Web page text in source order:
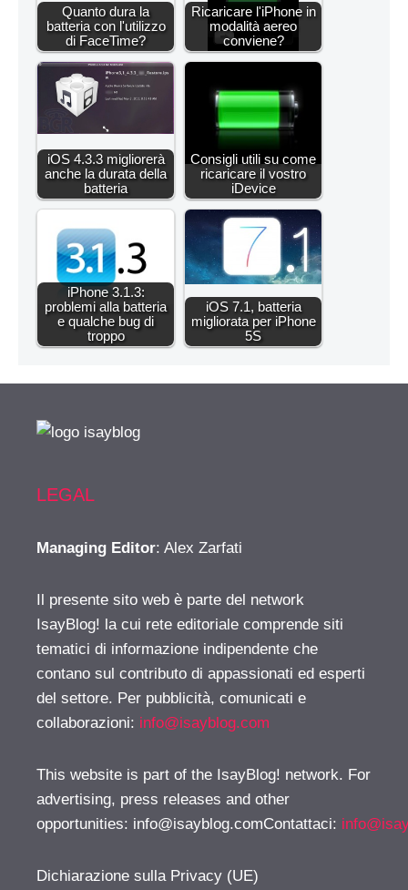
Quanto dura la
batteria con l'utilizzo
di FaceTime?
Ricaricare l'iPhone in
modalità aereo
conviene?
iOS 4.3.3 migliorerà
anche la durata della
batteria
Consigli utili su come
ricaricare il vostro
iDevice
iPhone 3.1.3:
problemi alla batteria
e qualche bug di
troppo
iOS 7.1, batteria
migliorata per iPhone
5S
LEGAL
Managing Editor: Alex Zarfati
Il presente sito web è parte del network
IsayBlog! la cui rete editoriale comprende siti
tematici di informazione indipendente che
contano sul contributo di appassionati ed esperti
del settore. Per pubblicità, comunicati e
collaborazioni: info@isayblog.com
This website is part of the IsayBlog! network. For
advertising, press releases and other
opportunities: info@isayblog.comContattaci:
Dichiarazione sulla Privacy (UE)